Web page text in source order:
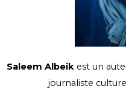
Saleem Albeik est un
journaliste